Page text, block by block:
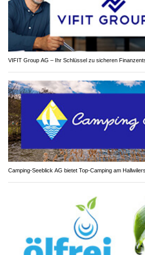
VIFIT Group AG – Ihr Schlüssel zu sicheren
Camping-Seeblick AG bietet Top-Camping am